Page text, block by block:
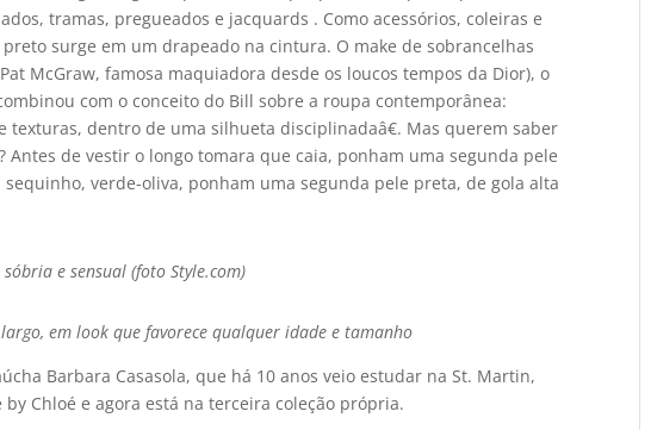
tramas, pregueados e jacquards . Como acessórios, coleiras e
surge em um drapeado na cintura. O make de sobrancelhas
McGraw, famosa maquiadora desde os loucos tempos da Dior), o
com o conceito do Bill sobre a roupa contemporânea:
dentro de uma silhueta disciplinadaâ€. Mas querem saber
Antes de vestir o longo tomara que caia, ponham uma segunda pele
verde-oliva, ponham uma segunda pele preta, de gola alta
e sensual (foto Style.com)
em look que favorece qualquer idade e tamanho
Barbara Casasola, que há 10 anos veio estudar na St. Martin,
Chloé e agora está na terceira coleção própria.